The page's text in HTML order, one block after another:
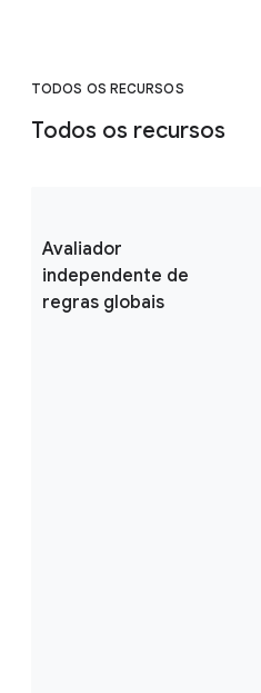
TODOS OS RECURSOS
Todos os recursos
Avaliador
independente de
regras globais